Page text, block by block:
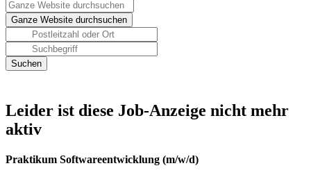
Leider ist diese Job-Anzeige nicht mehr
aktiv
Praktikum Softwareentwicklung (m/w/d)